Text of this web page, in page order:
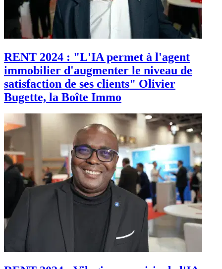
RENT 2024 : "L'IA permet à l'agent
immobilier d'augmenter le niveau de
satisfaction de ses clients" Olivier
Bugette, la Boîte Immo